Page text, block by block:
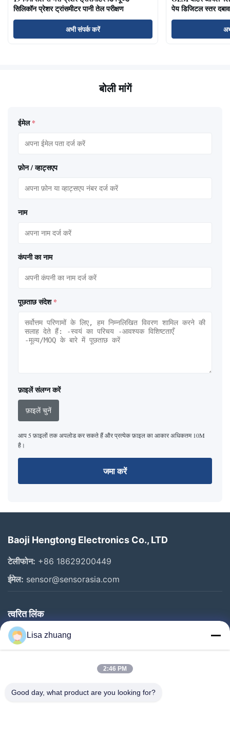
सिलिकॉन प्रेशर ट्रांसमीटर पानी तेल परीक्षण
अभी संपर्क करें
पेय डिजिटल स्तर
बोली मांगें
ईमेल *
फ़ोन / व्हाट्सएप
नाम
कंपनी का नाम
पूछताछ संदेश *
फ़ाइलें संलग्न करें
फ़ाइलें चुनें
आप 5 फ़ाइलों तक अपलोड कर सकते हैं और प्रत्येक फ़ाइल का आकार अधिकतम 10M
है।
जमा करें
Baoji Hengtong Electronics Co., LTD
टेलीफोन: +86 18629200449
ईमेल: sensor@sensorasia.com
त्वरित लिंक
घर
उत्पादों
हमारे बारे में
Lisa zhuang
2:46 PM
Good day, what product are you looking for?